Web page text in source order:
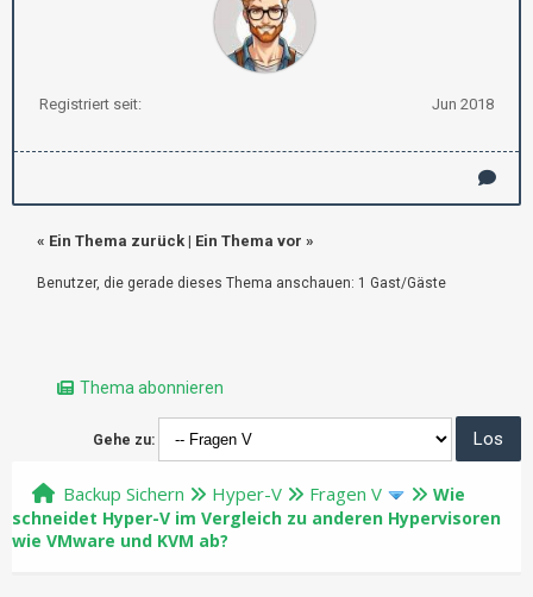
Registriert seit: Jun 2018
« Ein Thema zurück | Ein Thema vor »
Benutzer, die gerade dieses Thema anschauen: 1 Gast/Gäste
Thema abonnieren
Gehe zu:
Backup Sichern Hyper-V Fragen V
Wie
schneidet Hyper-V im Vergleich zu anderen Hypervisoren
wie VMware und KVM ab?